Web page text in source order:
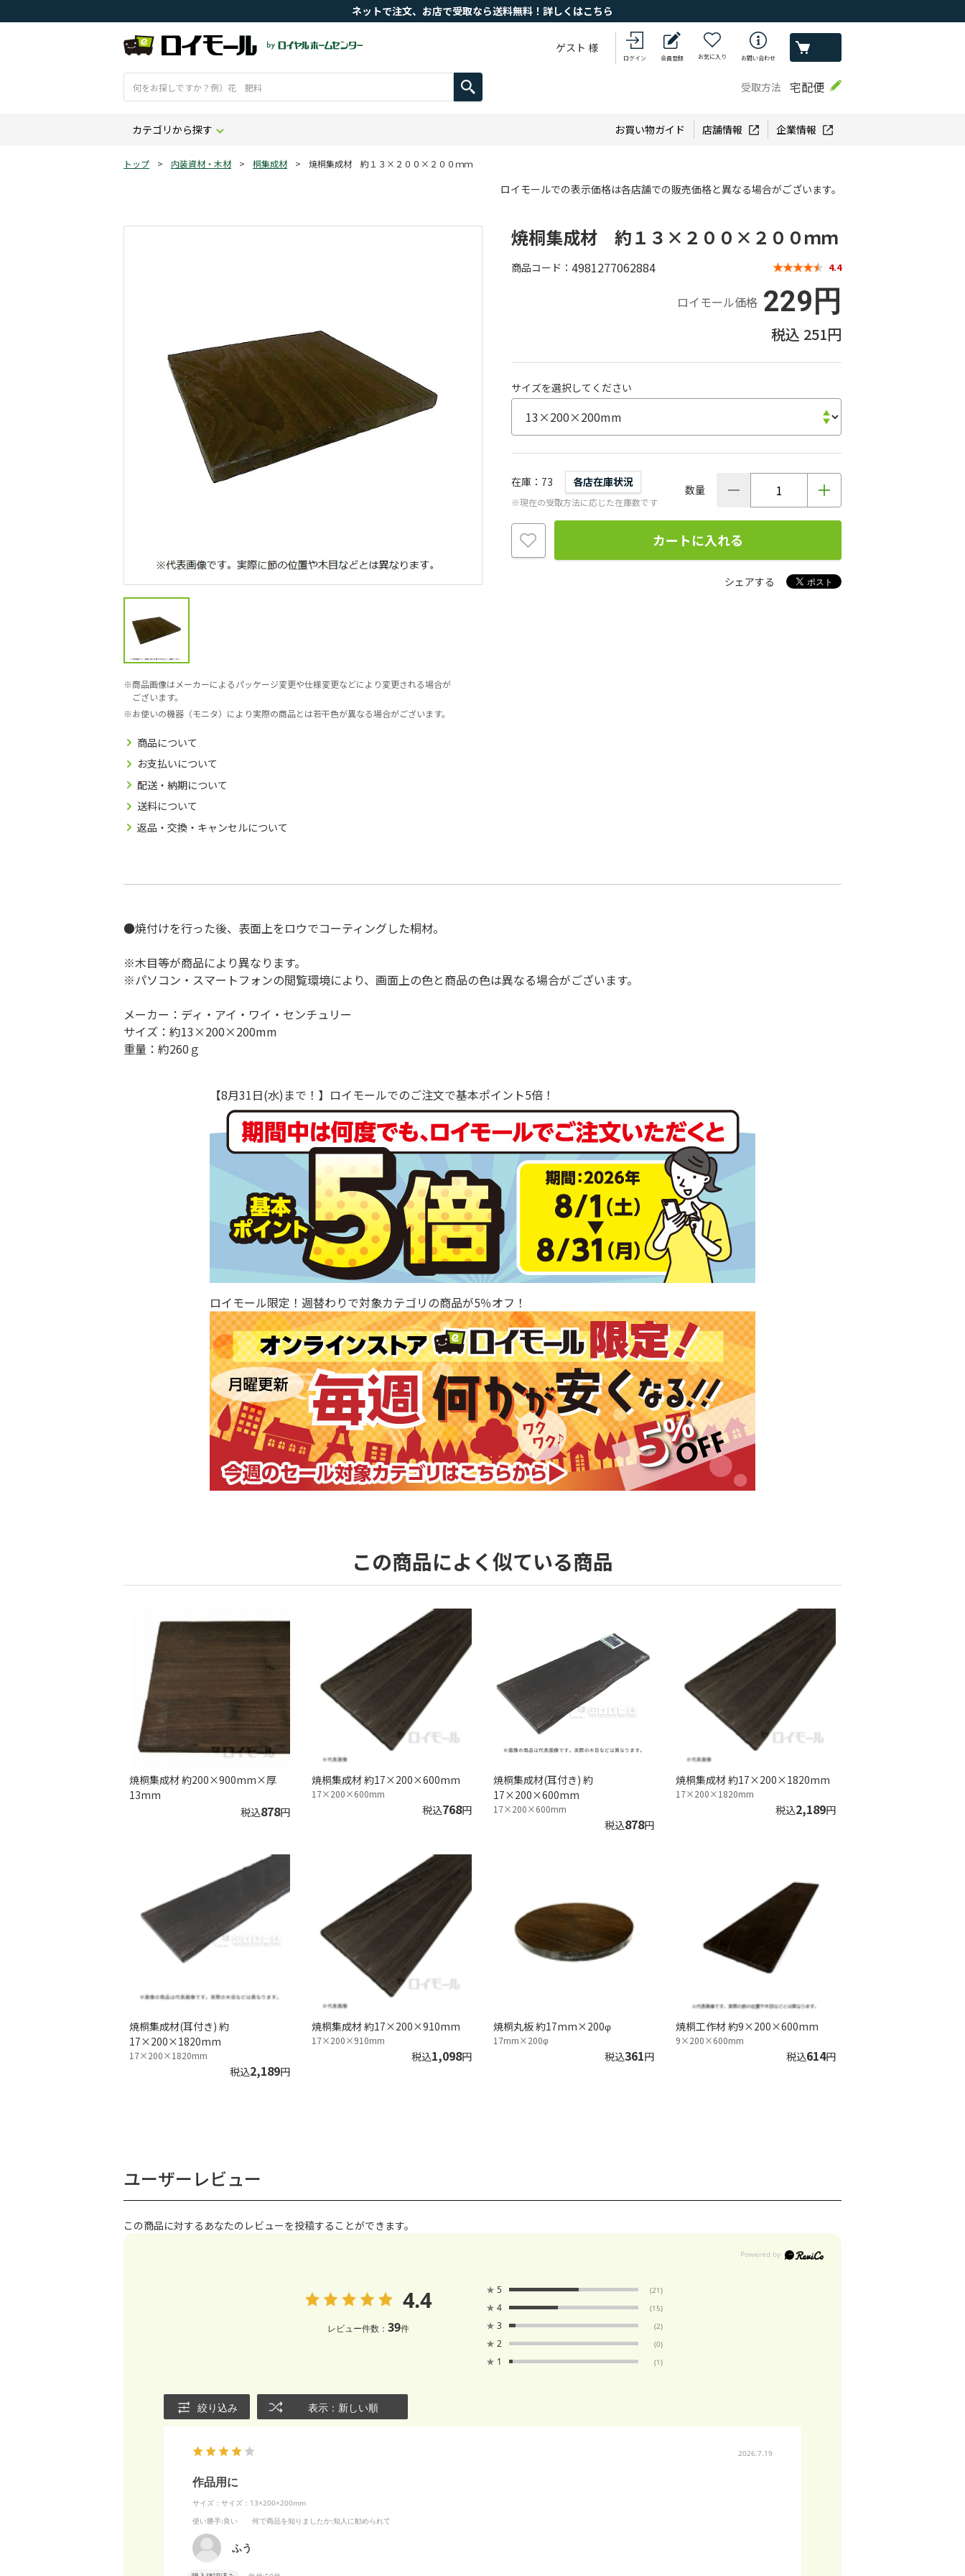
ネットで注文、お店で受取なら送料無料！詳しくはこちら
ゲスト 様
ログイン 会員登録 お気に入り お問い合わせ
受取方法 宅配便
カテゴリから探す お買い物ガイド 店舗情報 企業情報
トップ > 内装資材・木材 > 桐集成材 > 焼桐集成材 約１３×２００×２００ｍｍ
ロイモールでの表示価格は各店舗での販売価格と異なる場合がございます。
商品画像はメーカーによるパッケージ変更や仕様変更などにより変更される場合が
ございます。
お使いの機器（モニタ）により実際の商品とは若干色が異なる場合がございます。
商品について
お支払いについて
配送・納期について
送料について
返品・交換・キャンセルについて
焼桐集成材 約１３×２００×２００ｍｍ
商品コード 4981277062884 4.4
ロイモール価格 229円
251円
サイズを選択してください
在庫 73 各店在庫状況
※現在の受取方法に応じた在庫数です
数量
カートに入れる
シェアする
●焼付けを行った後、表面上をロウでコーティングした桐材。
※木目等が商品により異なります。
※パソコン・スマートフォンの閲覧環境により、画面上の色と商品の色は異なる場合がございます。
メーカー：ディ・アイ・ワイ・センチュリー
サイズ：約13×200×200mm
重量：約260ｇ
【8月31日(水)まで！】ロイモールでのご注文で基本ポイント5倍！
ロイモール限定！週替わりで対象カテゴリの商品が5％オフ！
この商品によく似ている商品
焼桐集成材 約200×900mm×厚
13mm
税込878円
焼桐集成材 約17×200×600mm
17×200×600mm
税込768円
焼桐集成材(耳付き) 約
17×200×600mm
17×200×600mm
税込878円
焼桐集成材 約17×200×1820mm
17×200×1820mm
税込2,189円
焼桐集成材(耳付き) 約
17×200×1820mm
17×200×1820mm
税込2,189円
焼桐集成材 約17×200×910mm
17×200×910mm
税込1,098円
焼桐丸板 約17mm×200φ
17mm×200φ
税込361円
焼桐工作材 約9×200×600mm
9×200×600mm
税込614円
ユーザーレビュー
この商品に対するあなたのレビューを投稿することができます。
4.4
レビュー件数： 39件
★ 5 (21)
★ 4 (15)
★ 3 (2)
★ 2 (0)
★ 1 (1)
絞り込み 表示：新しい順
2026.7.19
作品用に
サイズ：サイズ：13×200×200mm
使い勝手:良い 何で商品を知りましたか:知人に勧められて
ふう